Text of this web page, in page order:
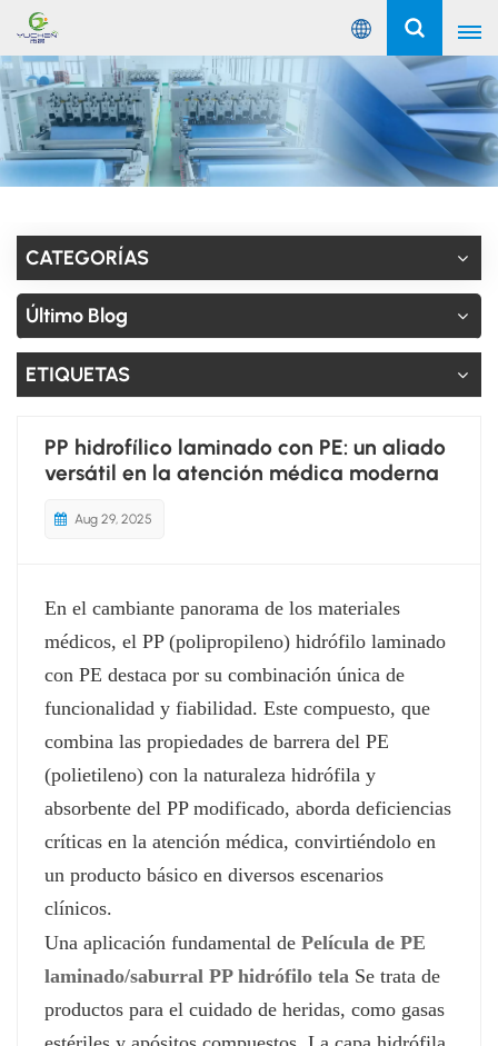
Español
English
Русский
Español
Português
عربي
CATEGORÍAS
Último Blog
ETIQUETAS
PP hidrofílico laminado con PE: un aliado
versátil en la atención médica moderna
Aug 29, 2025
En el cambiante panorama de los materiales
médicos, el PP (polipropileno) hidrófilo laminado
con PE destaca por su combinación única de
funcionalidad y fiabilidad. Este compuesto, que
combina las propiedades de barrera del PE
(polietileno) con la naturaleza hidrófila y
absorbente del PP modificado, aborda deficiencias
críticas en la atención médica, convirtiéndolo en
un producto básico en diversos escenarios
clínicos.
Una aplicación fundamental de Película de PE
laminado/saburral PP hidrófilo tela Se trata de
productos para el cuidado de heridas, como gasas